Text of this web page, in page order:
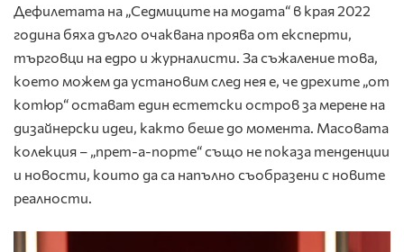
Дефилетата на „Седмиците на модата“ в края 2022
година бяха дълго очаквана проява от експерти,
търговци на едро и журналисти. За съжаление това,
което можем да установим след нея е, че дрехите „от
котюр“ остават един естетски остров за мерене на
дизайнерски идеи, както беше до момента. Масовата
колекция – „прет-а-порте“ също не показа тенденции
и новости, които да са напълно съобразени с новите
реалности.